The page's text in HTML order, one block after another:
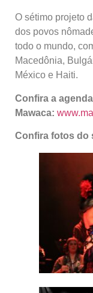
O sétimo projeto
dos povos
todo o mundo,
Macedônia,
México e Haiti.
Confira a
Mawaca:
Confira fotos do